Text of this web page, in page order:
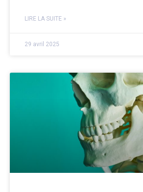
LIRE LA SUITE »
29 avril 2025